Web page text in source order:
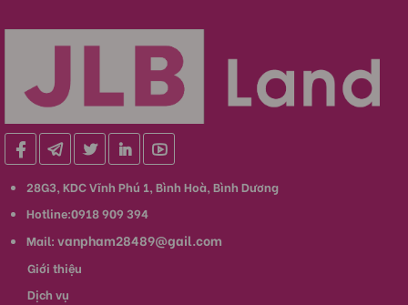
28G3, KDC Vĩnh Phú 1, Bình Hoà, Bình Dương
Hotline:0918 909 394
Mail: vanpham28489@gail.com
Giới thiệu
Dịch vụ